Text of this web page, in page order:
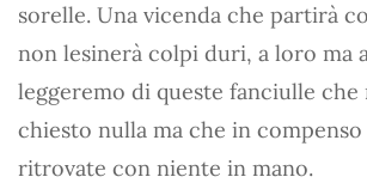
sorelle. Una vicenda che partirà
non lesinerà colpi duri, a loro ma
leggeremo di queste fanciulle che
chiesto nulla ma che in compenso
ritrovate con niente in mano.